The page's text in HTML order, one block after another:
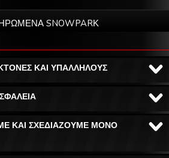
SNOWPARΚ
ΚΑΙ ΥΠΑΛΛΗΛΟΥΣ
ΚΑΙ ΣΧΕΔΙΑΖΟΥΜΕ ΜΟΝΟ